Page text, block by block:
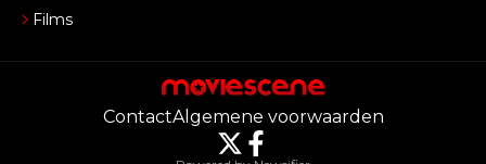
Films
ContactAlgemene voorwaarden